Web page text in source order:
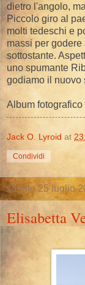
dietro l'angolo,
Piccolo giro al
molti tedeschi e
massi per
sottostante.
uno spumante
godiamo il nuovo
Album fotografico
Jack O. Lyroid at
Condividi
sabato 25 luglio
Elisabetta